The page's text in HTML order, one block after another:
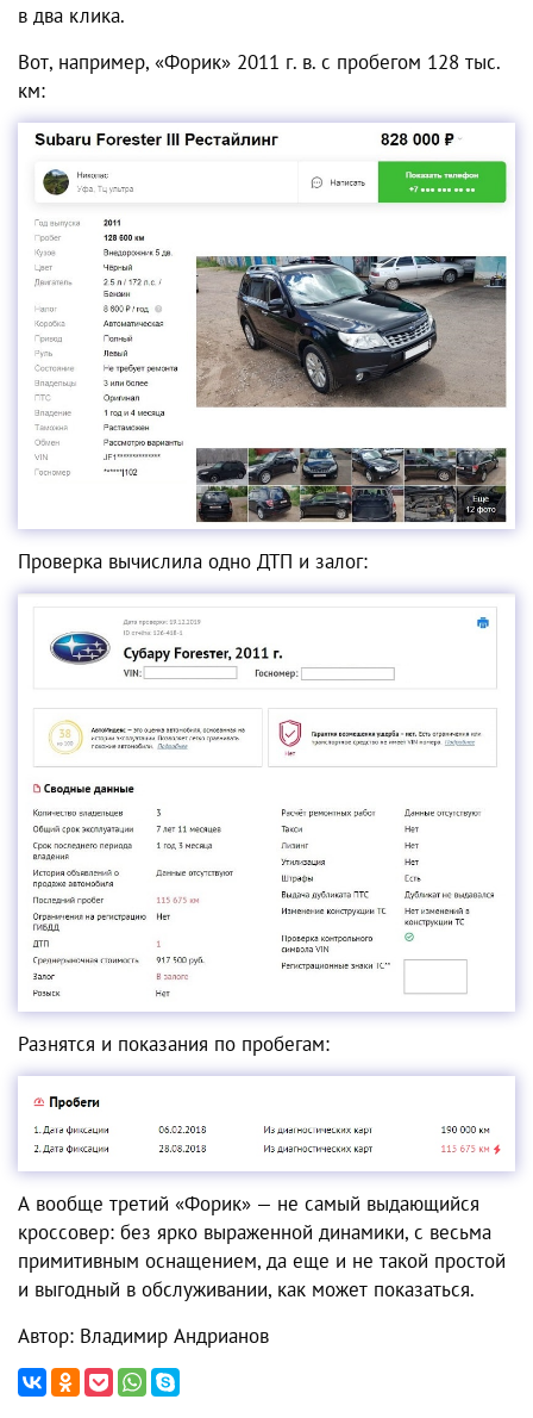
в два клика.
Вот, например, «Форик» 2011 г. в. с пробегом 128 тыс.
км:
Проверка вычислила одно ДТП и залог:
Разнятся и показания по пробегам:
А вообще третий «Форик» — не самый выдающийся
кроссовер: без ярко выраженной динамики, с весьма
примитивным оснащением, да еще и не такой простой
и выгодный в обслуживании, как может показаться.
Автор: Владимир Андрианов